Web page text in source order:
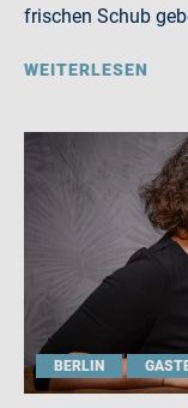
frischen Schub
WEITERLESEN
BERLIN